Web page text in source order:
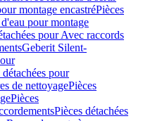
montage encastréPièces
pour montage
pour Avec raccords
Geberit Silent-
détachées pour
de nettoyagePièces
Pièces
Pièces détachées